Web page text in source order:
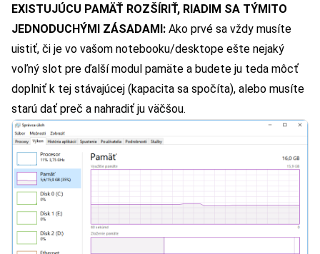
EXISTUJÚCU PAMÄŤ ROZŠÍRIŤ, RIADIM SA TÝMITO
JEDNODUCHÝMI ZÁSADAMI: Ako prvé sa vždy musíte
uistiť, či je vo vašom notebooku/desktope ešte nejaký
voľný slot pre ďalší modul pamäte a budete ju teda môcť
doplniť k tej stávajúcej (kapacita sa spočíta), alebo musíte
starú dať preč a nahradiť ju väčšou.